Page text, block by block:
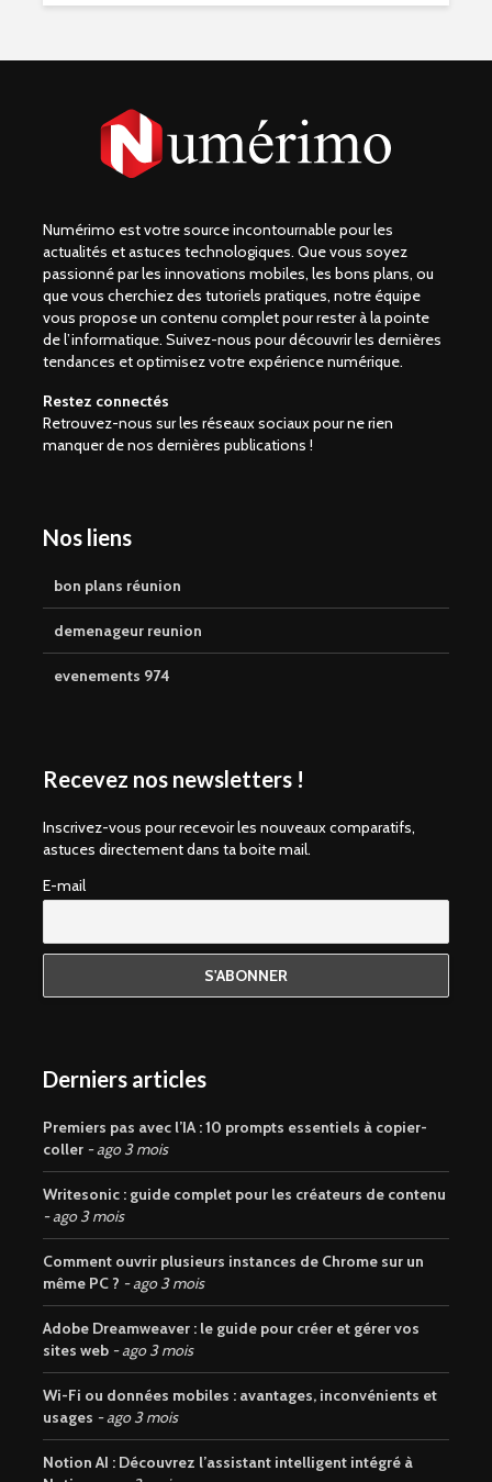
Numérimo est votre source incontournable pour les
actualités et astuces technologiques. Que vous soyez
passionné par les innovations mobiles, les bons plans, ou
que vous cherchiez des tutoriels pratiques, notre équipe
vous propose un contenu complet pour rester à la pointe
de l’informatique. Suivez-nous pour découvrir les dernières
tendances et optimisez votre expérience numérique.
Restez connectés
Retrouvez-nous sur les réseaux sociaux pour ne rien
manquer de nos dernières publications !
Nos liens
bon plans réunion
demenageur reunion
evenements 974
Recevez nos newsletters !
Inscrivez-vous pour recevoir les nouveaux comparatifs,
astuces directement dans ta boite mail.
E-mail
Derniers articles
Premiers pas avec l’IA : 10 prompts essentiels à copier-
coller
ago 3 mois
Writesonic : guide complet pour les créateurs de contenu
ago 3 mois
Comment ouvrir plusieurs instances de Chrome sur un
même PC ?
ago 3 mois
Adobe Dreamweaver : le guide pour créer et gérer vos
sites web
ago 3 mois
Wi-Fi ou données mobiles : avantages, inconvénients et
usages
ago 3 mois
Notion AI : Découvrez l’assistant intelligent intégré à